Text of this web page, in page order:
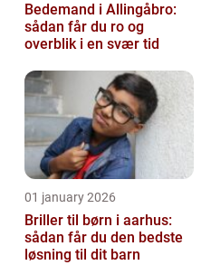
Bedemand i Allingåbro:
sådan får du ro og
overblik i en svær tid
01 january 2026
Briller til børn i aarhus:
sådan får du den bedste
løsning til dit barn